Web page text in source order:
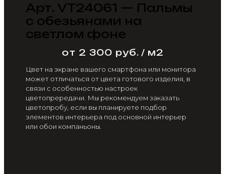
Арт. VT24061 — Пальмы
с обезьянами на
светлом фоне
от 2 300 руб. / м2
Цвет на экране вашего смартфона или монитора
может отличаться от цвета готового изделия, в
связи с особенностью настроек
цветопрередачи. Мы рекомендуем заказать
цветопробу, если вы планируете подбор
элементов интерьера под основной интерьер
или обои компаньоны.